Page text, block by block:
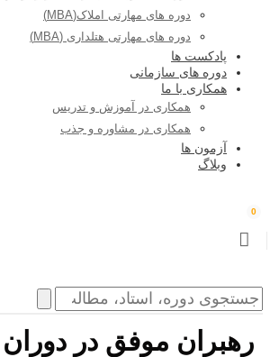
دوره های مهارتی املاک(MBA)
دوره های مهارتی هتلداری (MBA)
پادکست ها
دوره های سازمانی
همکاری با ما
همکاری در آموزش و تدریس
همکاری در مشاوره و جذب
آزمون ها
وبلاگ
0
رهبران موفق در